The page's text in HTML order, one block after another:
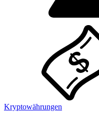
Kryptowährungen